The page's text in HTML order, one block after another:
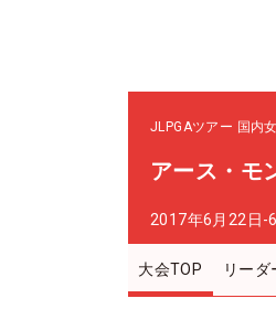
JLPGAツアー 国内
アース・モ
2017年6月22日-
大会TOP リーダ